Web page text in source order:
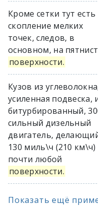
Кроме сетки тут есть
скопление мелких
точек, следов, в
основном, на
поверхности.
Кузов из
усиленная подвеска,
битурбированный,
сильный дизельный
двигатель,
130 миль\ч (210 км\ч)
почти любой
поверхности.
Показать ещё